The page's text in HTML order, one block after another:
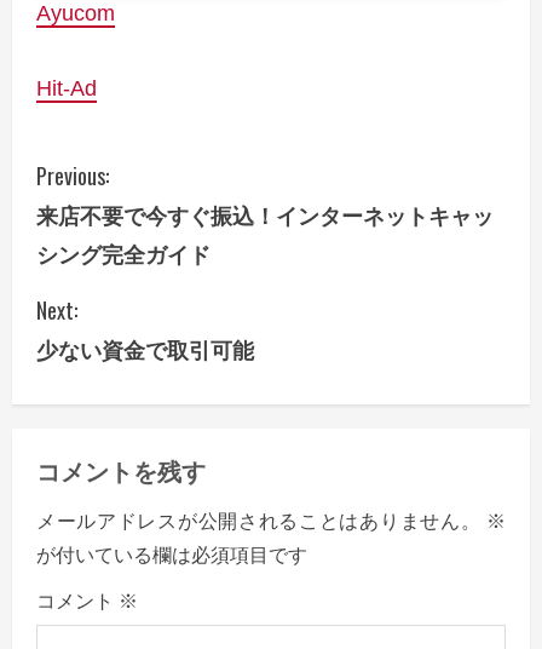
Ayucom
Hit-Ad
C
o
n
t
i
n
u
e
R
Previous:
来店不要で今すぐ振込！インターネットキャッ
シング完全ガイド
Next:
少ない資金で取引可能
コメントを残す
メールアドレスが公開されることはありません。
※
が付いている欄は必須項目です
コメント ※